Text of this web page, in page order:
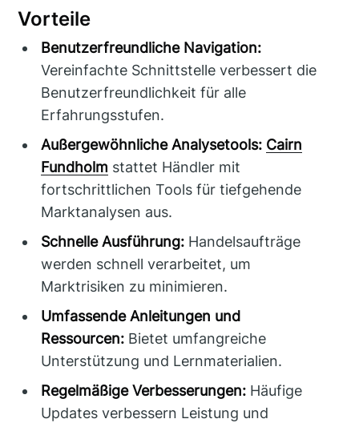
Vorteile
Benutzerfreundliche Navigation:
Vereinfachte Schnittstelle verbessert die
Benutzerfreundlichkeit für alle
Erfahrungsstufen.
Außergewöhnliche Analysetools: Cairn
Fundholm stattet Händler mit
fortschrittlichen Tools für tiefgehende
Marktanalysen aus.
Schnelle Ausführung: Handelsaufträge
werden schnell verarbeitet, um
Marktrisiken zu minimieren.
Umfassende Anleitungen und
Ressourcen: Bietet umfangreiche
Unterstützung und Lernmaterialien.
Regelmäßige Verbesserungen: Häufige
Updates verbessern Leistung und